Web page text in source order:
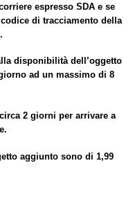
espresso SDA e se
di tracciamento della
disponibilità dell’oggetto
ad un massimo di 8
2 giorni per arrivare a
aggiunto sono di 1,99